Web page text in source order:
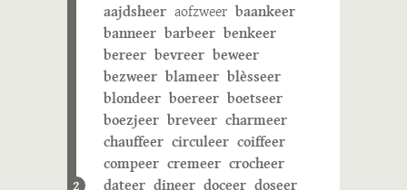
2
aajdsheer aofzweer baankeer
banneer barbeer benkeer
bereer bevreer beweer
bezweer blameer blèsseer
blondeer boereer boetseer
boezjeer breveer charmeer
chauffeer circuleer coiffeer
compeer cremeer crocheer
dateer dineer doceer doseer